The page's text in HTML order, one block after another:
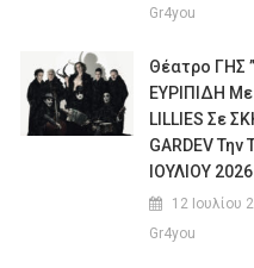
Gr4you
Θέατρο ΓΗΣ
ΕΥΡΙΠΙΔΗ Με
LILLIES Σε
GARDEV
ΙΟΥΛΙΟΥ 2026
12 Ιουλίου
Gr4you